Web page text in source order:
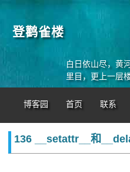
登鹳雀楼
白日依山尽，黄
里目，更上一层楼
博客园 首页 联系
136 __setattr__和